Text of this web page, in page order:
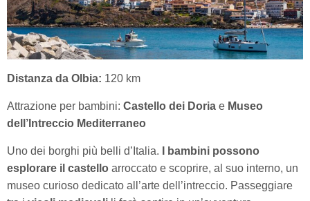
Distanza da Olbia: 120 km
Attrazione per bambini: Castello dei Doria e Museo
dell’Intreccio Mediterraneo
Uno dei borghi più belli d’Italia.
I bambini possono
esplorare il castello arroccato e scoprire, al suo interno, un
museo curioso dedicato all’arte dell’intreccio. Passeggiare